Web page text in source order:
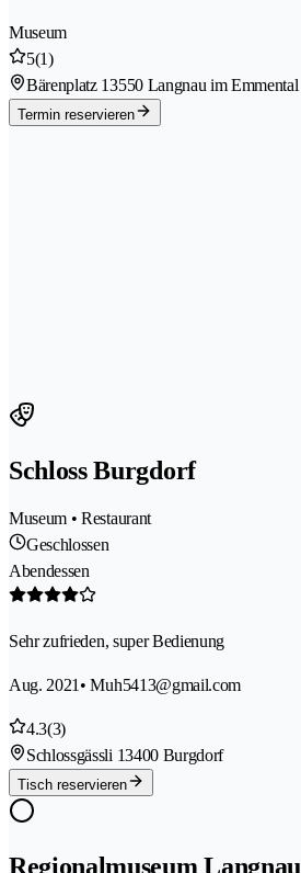
Museum
5(1)
Bärenplatz 13550 Langnau im Emmental
Termin reservieren
Schloss Burgdorf
Museum • Restaurant
Geschlossen
Abendessen
Sehr zufrieden, super Bedienung
Aug. 2021 • Muh5413@gmail.com
4.3(3)
Schlossgässli 13400 Burgdorf
Tisch reservieren
Regionalmuseum Langnau